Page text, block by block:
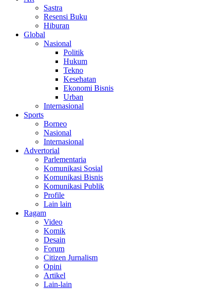
Sastra
Resensi Buku
Hiburan
Global
Nasional
Politik
Hukum
Tekno
Kesehatan
Ekonomi Bisnis
Urban
Internasional
Sports
Borneo
Nasional
Internasional
Advertorial
Parlementaria
Komunikasi Sosial
Komunikasi Bisnis
Komunikasi Publik
Profile
Lain lain
Ragam
Video
Komik
Desain
Forum
Citizen Jurnalism
Opini
Artikel
Lain-lain